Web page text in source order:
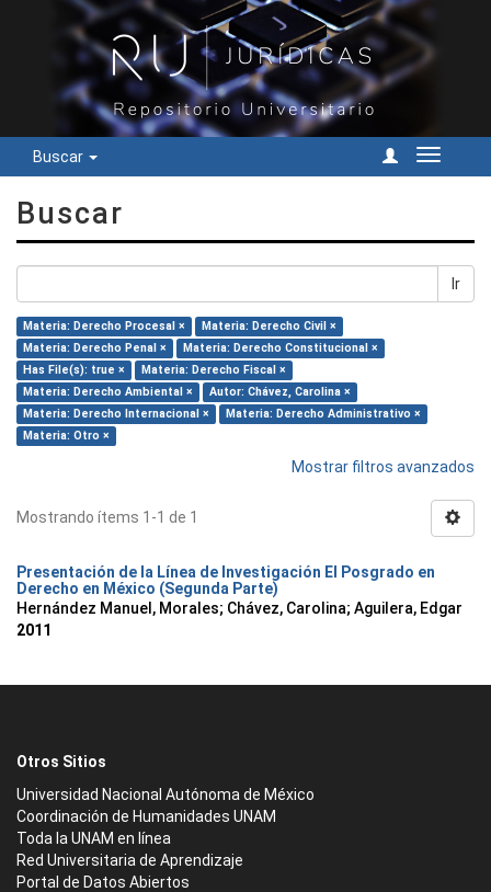
Buscar
Cambiar
Buscar
Ir
Materia: Derecho Procesal ×
Materia: Derecho Civil ×
Materia: Derecho Penal ×
Materia: Derecho Constitucional ×
Has File(s): true ×
Materia: Derecho Fiscal ×
Materia: Derecho Ambiental ×
Autor: Chávez, Carolina ×
Materia: Derecho Internacional ×
Materia: Derecho Administrativo ×
Materia: Otro ×
Mostrar filtros avanzados
Mostrando ítems 1-1 de 1
Presentación de la Línea de Investigación El Posgrado en
Derecho en México (Segunda Parte)
Hernández Manuel, Morales; Chávez, Carolina; Aguilera, Edgar
2011
Otros Sitios
Universidad Nacional Autónoma de México
Coordinación de Humanidades UNAM
Toda la UNAM en línea
Red Universitaria de Aprendizaje
Portal de Datos Abiertos